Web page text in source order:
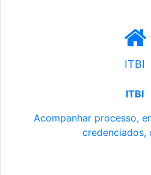
ITBI
ITBI
Acompanhar processo,
credenciados,